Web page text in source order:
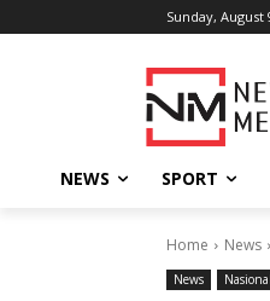
Sunday, August
NEWS SPORT
Home News
News Nasional